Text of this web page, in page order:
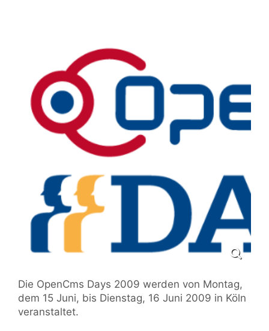
Die OpenCms Days 2009 werden von Montag,
dem 15 Juni, bis Dienstag, 16 Juni 2009 in Köln
veranstaltet.